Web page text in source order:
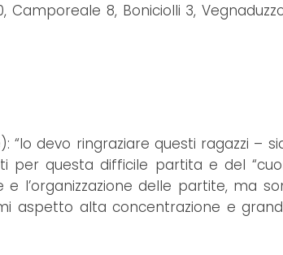
Camporeale 8, Boniciolli 3,
“Io devo ringraziare questi ragazzi –
per questa difficile partita e del
l’organizzazione delle partite, ma
aspetto alta concentrazione e